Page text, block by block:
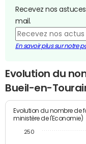
Recevez nos
mail.
En savoir plus sur notre
Evolution du
Bueil-en-
Evolution du nombre de
ministère de l'Economie)
250